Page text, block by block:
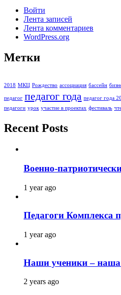
Войти
Лента записей
Лента комментариев
WordPress.org
Метки
2018 МКЦ Рождество ассоциация бассейн
педагог педагог года педагог года
педагоги урок участие в проектах фестиваль
Recent Posts
Военно-
1 year ago
Педагоги Комплекса
1 year ago
Наши ученики – наша
2 years ago